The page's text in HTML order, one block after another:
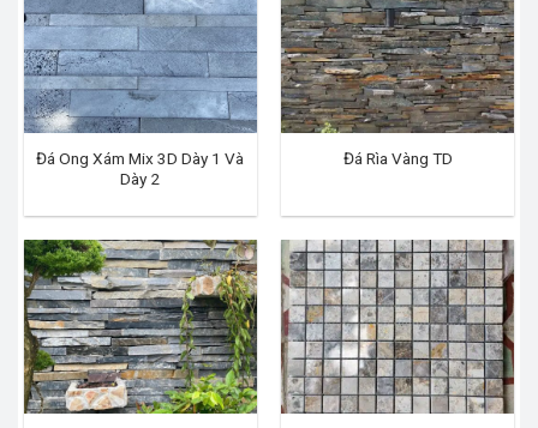
Đá Ong Xám Mix 3D Dày 1 Và
Dày 2
Đá Rìa Vàng TD